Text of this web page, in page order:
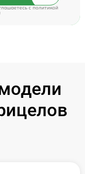
cполитикой